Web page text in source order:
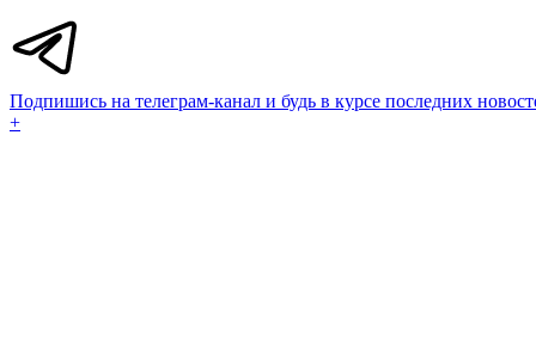
Подпишись на телеграм-канал и будь в курсе последних
+